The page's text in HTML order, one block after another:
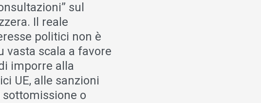
sul
Il reale
politici non è
vasta scala a favore
imporre alla
UE, alle sanzioni
sottomissione o